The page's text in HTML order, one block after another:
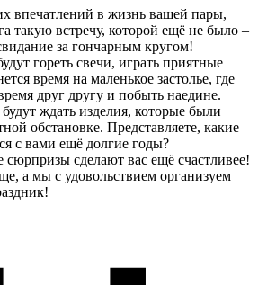
впечатлений в жизнь вашей пары,
такую встречу, которой ещё не было –
за гончарным кругом!
гореть свечи, играть приятные
время на маленькое застолье, где
друг другу и побыть наедине.
ждать изделия, которые были
обстановке. Представляете, какие
с вами ещё долгие годы?
сделают вас ещё счастливее!
а мы с удовольствием организуем